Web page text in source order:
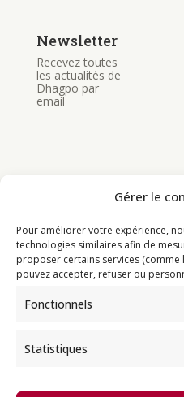
Gérer le
Pour améliorer votre expérience,
technologies similaires afin de
proposer certains services (comme
pouvez accepter, refuser ou
Fonctionnels
Statistiques
Newsletter
Recevez toutes
les actualités de
Dhagpo par
email
Programme
Actualités
Ressources
Infos pratiques